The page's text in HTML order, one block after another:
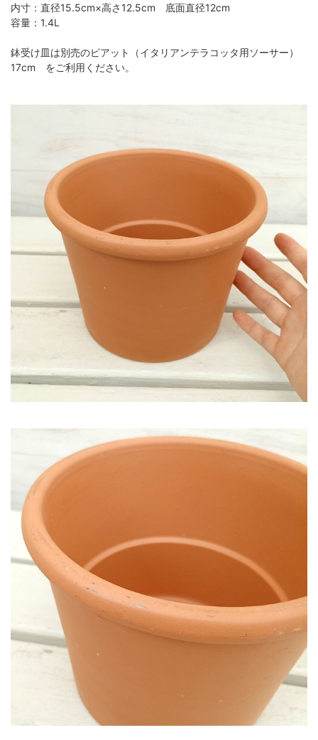
内寸：直径15.5cm×高さ12.5cm 底面直径12cm
容量：1.4L
鉢受け皿は別売のピアット（イタリアンテラコッタ用ソーサー）
17cm をご利用ください。